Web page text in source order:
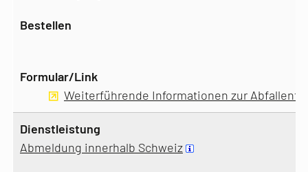
Weiterführende Informationen zur
Abmeldung innerhalb Schweiz